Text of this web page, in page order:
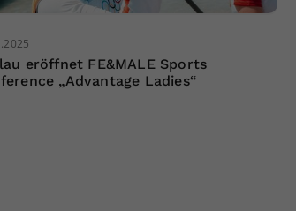
eröffnet FE&MALE Sports
„Advantage Ladies“